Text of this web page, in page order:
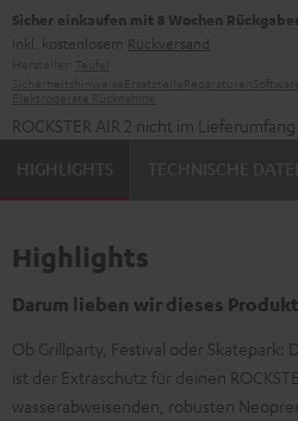
Sicher einkaufen mit 8 Wochen
inkl. kostenlosem Rückversand
ROCKSTER AIR 2 nicht im
HIGHLIGHTS
Highlights
Darum lieben wir dieses Produkt
Ob Grillparty, Festival oder Skatepark:
ist der Extraschutz für deinen
wasserabweisenden, robusten